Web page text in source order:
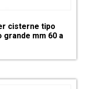
cisterne tipo
grande mm 60 a